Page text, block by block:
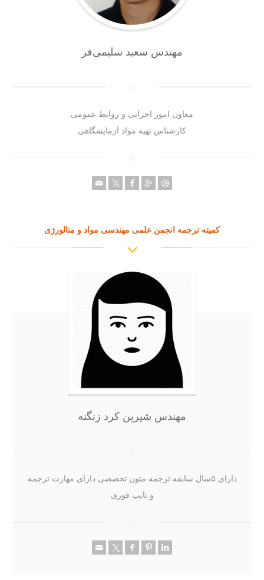
مهندس سعید سلیمی‌فر
معاون امور اجرایی و روابط عمومی
کارشناس تهیه مواد آزمایشگاهی
کمیته ترجمه انجمن علمی مهندسی مواد و متالورژی
مهندس شیرین کرد زنگنه
دارای ۵سال سابقه ترجمه متون تخصصی دارای مهارت ترجمه
و تایپ فوری